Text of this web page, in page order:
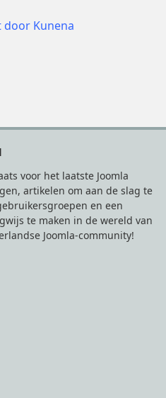
door Kunena
voor het laatste Joomla
artikelen om aan de slag te
en een
te maken in de wereld van
Joomla-community!